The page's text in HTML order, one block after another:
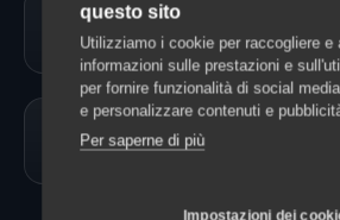
Allevamento Cani
questo sito
Utilizziamo i cookie per raccogliere e
informazioni sulle prestazioni e
per fornire funzionalità di social
e personalizzare contenuti e
Per saperne di più
Impostazioni dei